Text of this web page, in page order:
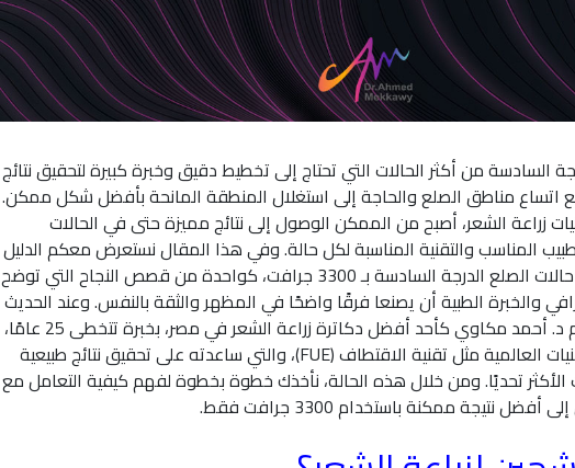
السادسة من أكثر الحالات التي تحتاج إلى تخطيط دقيق وخبرة كبيرة لتحقيق نتائج
اتساع مناطق الصلع والحاجة إلى استغلال المنطقة المانحة بأفضل شكل ممكن.
زراعة الشعر، أصبح من الممكن الوصول إلى نتائج مميزة حتى في الحالات
المناسب والتقنية المناسبة لكل حالة. وفي هذا المقال نستعرض معكم الدليل
الكامل لزراعة الشعر في حالات الصلع الدرجة السادسة بـ 3300 جرافت، كواحدة من قصص النجاح التي توضح
والخبرة الطبية أن يصنعا فرقًا واضحًا في المظهر والثقة بالنفس. وعند الحديث
عن أفضل النتائج، يبرز اسم د. أحمد مكاوي كأحد أفضل دكاترة زراعة الشعر في مصر، بخبرة تتخطى 25 عامًا،
واعتماده على أحدث التقنيات العالمية مثل تقنية الاقتطاف (FUE)، والتي ساعدته على تحقيق نتائج طبيعية
تحديًا. ومن خلال هذه الحالة، نأخذك خطوة بخطوة لفهم كيفية التعامل مع
نتيجة ممكنة باستخدام 3300 جرافت فقط.